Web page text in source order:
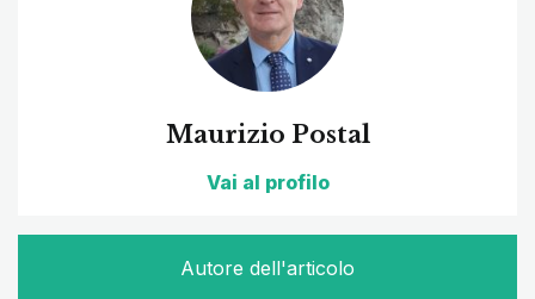
Maurizio Postal
Vai al profilo
Autore dell'articolo